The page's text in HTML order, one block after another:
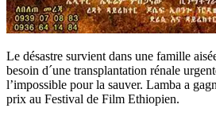
Le désastre survient dans une famille
besoin d´une transplantation rénale
l’impossible pour la sauver. Lamba a
prix au Festival de Film Ethiopien.